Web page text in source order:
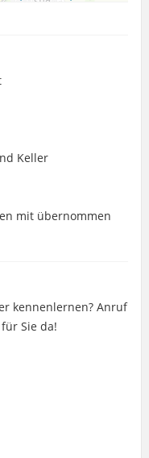
Keller
mit übernommen
kennenlernen? Anruf
Sie da!